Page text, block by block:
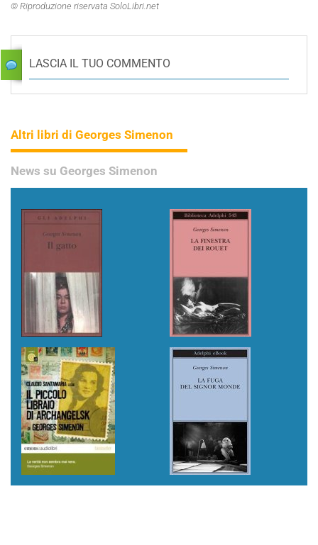
© Riproduzione riservata SoloLibri.net
LASCIA IL TUO COMMENTO
Altri libri di Georges Simenon
News su Georges Simenon